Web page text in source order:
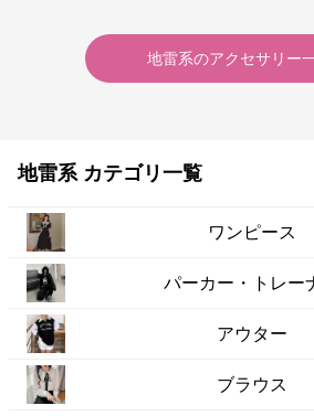
地雷系のアクセサリー
地雷系 カテゴリ一覧
ワンピース
パーカー・トレー
アウター
ブラウス